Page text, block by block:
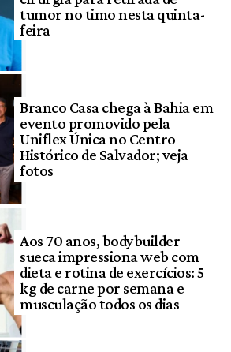
tumor no timo nesta quinta-
feira
Branco Casa chega à Bahia em
evento promovido pela
Uniflex Única no Centro
Histórico de Salvador; veja
fotos
Aos 70 anos, bodybuilder
sueca impressiona web com
dieta e rotina de exercícios: 5
kg de carne por semana e
musculação todos os dias